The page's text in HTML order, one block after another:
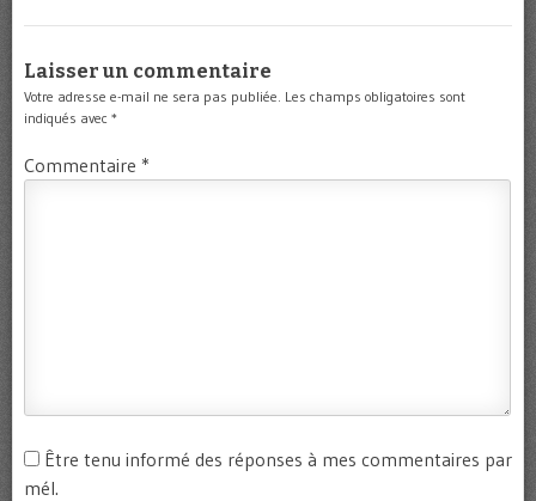
Laisser un commentaire
Votre adresse e-mail ne sera pas publiée. Les champs obligatoires sont
indiqués avec *
Commentaire *
Être tenu informé des réponses à mes commentaires par
mél.